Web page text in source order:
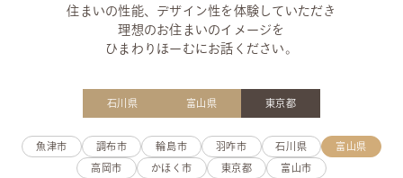
住まいの性能、デザイン性を体験していただき
理想のお住まいのイメージを
ひまわりほーむにお話ください。
石川県 富山県 東京都
魚津市 調布市 輪島市 羽咋市 石川県 富山県
高岡市 かほく市 東京都 富山市